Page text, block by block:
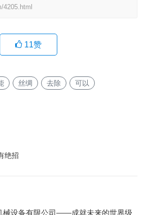
4205.html
11赞
丝绸 去除 可以
绝招
械设备有限公司——成就未来的世界级